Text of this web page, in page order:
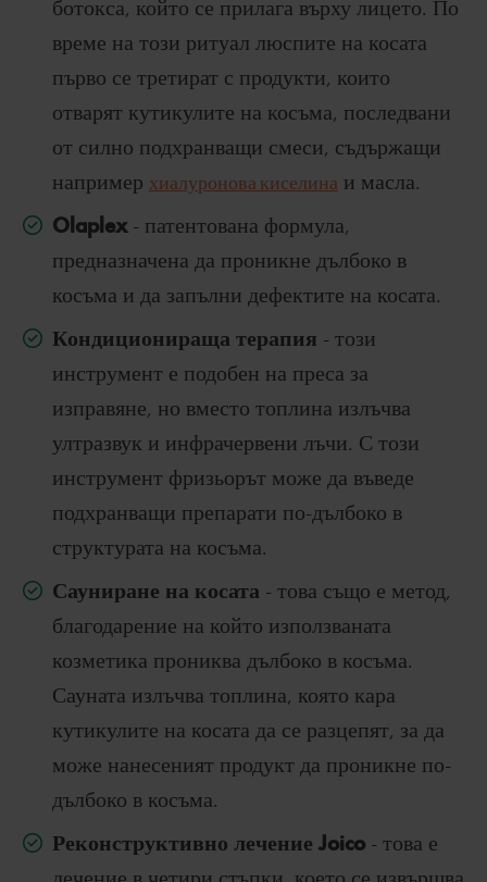
ботокса, който се прилага върху лицето. По
време на този ритуал люспите на косата
първо се третират с продукти, които
отварят кутикулите на косъма, последвани
от силно подхранващи смеси, съдържащи
например хиалуронова киселина и масла.
Olaplex- патентована формула,
предназначена да проникне дълбоко в
косъма и да запълни дефектите на косата.
Кондиционираща терапия - този
инструмент е подобен на преса за
изправяне, но вместо топлина излъчва
ултразвук и инфрачервени лъчи. С този
инструмент фризьорът може да въведе
подхранващи препарати по-дълбоко в
структурата на косъма.
Сауниране на косата - това също е метод,
благодарение на който използваната
козметика прониква дълбоко в косъма.
Сауната излъчва топлина, която кара
кутикулите на косата да се разцепят, за да
може нанесеният продукт да проникне по-
дълбоко в косъма.
Реконструктивно лечение Joico - това е